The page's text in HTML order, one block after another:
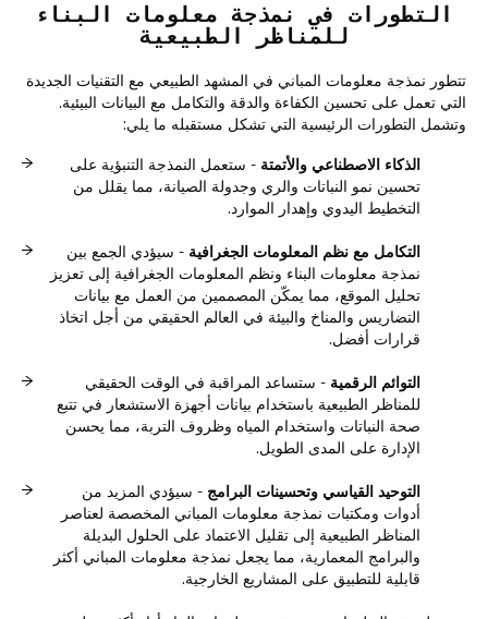
التطورات في نمذجة معلومات البناء
للمناظر الطبيعية
تتطور نمذجة معلومات المباني في المشهد الطبيعي مع التقنيات الجديدة
التي تعمل على تحسين الكفاءة والدقة والتكامل مع البيانات البيئية.
وتشمل التطورات الرئيسية التي تشكل مستقبله ما يلي:
الذكاء الاصطناعي والأتمتة - ستعمل النمذجة التنبؤية على
تحسين نمو النباتات والري وجدولة الصيانة، مما يقلل من
التخطيط اليدوي وإهدار الموارد.
التكامل مع نظم المعلومات الجغرافية - سيؤدي الجمع بين
نمذجة معلومات البناء ونظم المعلومات الجغرافية إلى تعزيز
تحليل الموقع، مما يمكّن المصممين من العمل مع بيانات
التضاريس والمناخ والبيئة في العالم الحقيقي من أجل اتخاذ
قرارات أفضل.
التوائم الرقمية - ستساعد المراقبة في الوقت الحقيقي
للمناظر الطبيعية باستخدام بيانات أجهزة الاستشعار في تتبع
صحة النباتات واستخدام المياه وظروف التربة، مما يحسن
الإدارة على المدى الطويل.
التوحيد القياسي وتحسينات البرامج - سيؤدي المزيد من
أدوات ومكتبات نمذجة معلومات المباني المخصصة لعناصر
المناظر الطبيعية إلى تقليل الاعتماد على الحلول البديلة
والبرامج المعمارية، مما يجعل نمذجة معلومات المباني أكثر
قابلية للتطبيق على المشاريع الخارجية.